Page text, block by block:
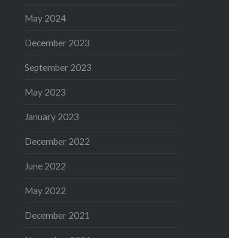
May 2024
December 2023
September 2023
May 2023
January 2023
December 2022
June 2022
May 2022
December 2021